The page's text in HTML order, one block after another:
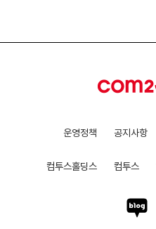
운영정책 공지사항
컴투스홀딩스 컴투스